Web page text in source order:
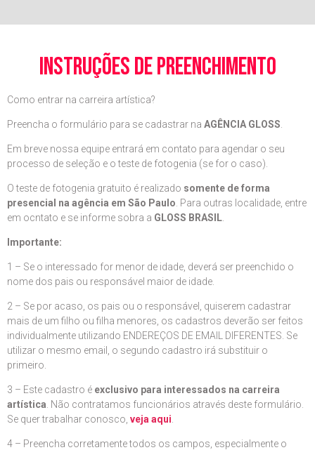
instruções de preenchimento
Como entrar na carreira artística?
Preencha o formulário para se cadastrar na AGÊNCIA GLOSS
Em breve nossa equipe entrará em contato para agendar o seu
processo de seleção e o teste de fotogenia (se for o caso).
O teste de fotogenia gratuito é realizado somente de forma
presencial na agência em São Paulo . Para outras localidade, entre
em ocntato e se informe sobra a GLOSS BRASIL
Importante:
1 – Se o interessado for menor de idade, deverá ser preenchido o
nome dos pais ou responsável maior de idade.
2 – Se por acaso, os pais ou o responsável, quiserem cadastrar
mais de um filho ou filha menores, os cadastros deverão ser feitos
individualmente utilizando ENDEREÇOS DE EMAIL DIFERENTES. Se
utilizar o mesmo email, o segundo cadastro irá substituir o
primeiro.
3 – Este cadastro é exclusivo para interessados na carreira
artística . Não contratamos funcionários através deste formulário.
Se quer trabalhar conosco, veja aqui
4 – Preencha corretamente todos os campos, especialmente o